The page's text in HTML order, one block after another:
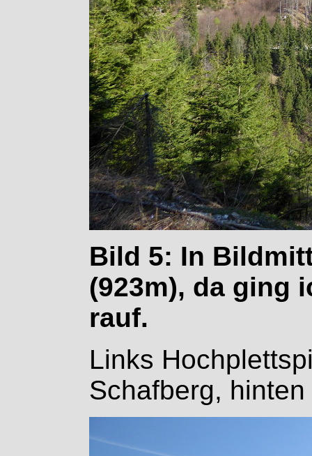
Bild 5: In
(923m), da ging
rauf.
Links
Schafberg,